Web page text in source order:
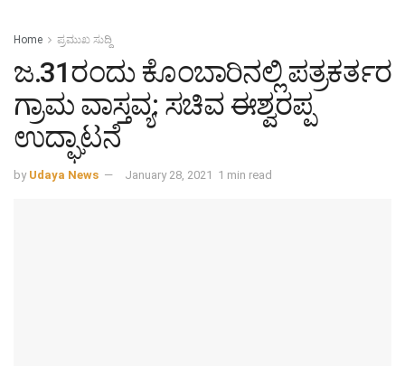
Home ಪ್ರಮುಖ ಸುದ್ದಿ
ಜ.31ರಂದು ಕೊಂಬಾರಿನಲ್ಲಿ ಪತ್ರಕರ್ತರ
ಗ್ರಾಮ ವಾಸ್ತವ್ಯ: ಸಚಿವ ಈಶ್ವರಪ್ಪ
ಉದ್ಘಾಟನೆ
by Udaya News January 28, 2021 1 min read